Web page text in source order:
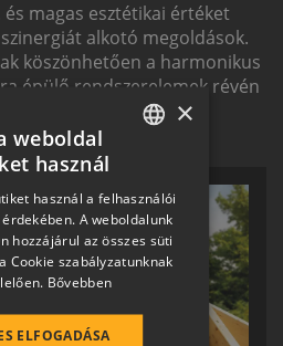
magas esztétikai értéket
alkotó megoldások.
köszönhetően a harmonikus
épülő rendszerelemek révén
HUNGARIAN
SLOVAK
GERMAN
ROMANIAN
×
weboldal
használ
használ a felhasználói
A weboldalunk
hozzájárul az összes süti
Cookie szabályzatunknak
Bővebben
ELFOGADÁSA